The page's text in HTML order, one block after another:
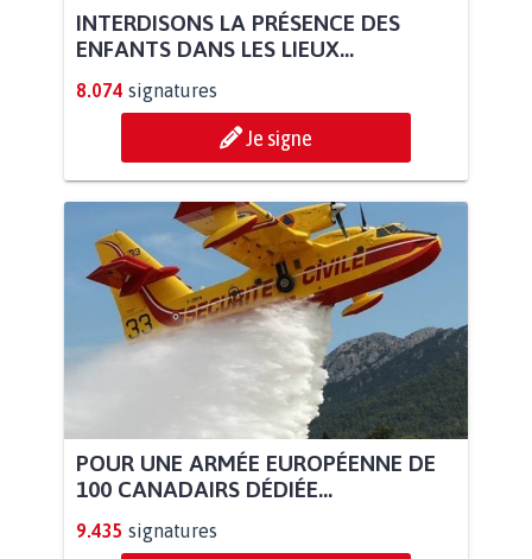
INTERDISONS LA PRÉSENCE DES
ENFANTS DANS LES LIEUX...
8.074 signatures
Je signe
POUR UNE ARMÉE EUROPÉENNE DE
100 CANADAIRS DÉDIÉE...
9.435 signatures